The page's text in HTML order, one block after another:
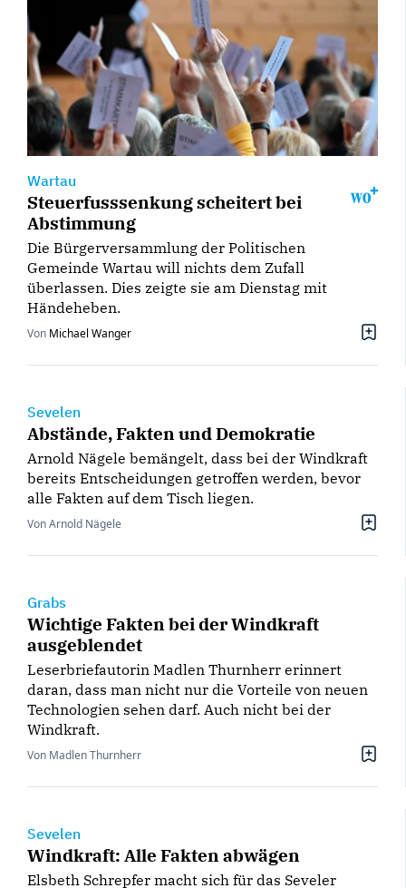
Wartau
Steuerfusssenkung scheitert bei
Abstimmung
Die Bürgerversammlung der Politischen
Gemeinde Wartau will nichts dem Zufall
überlassen. Dies zeigte sie am Dienstag mit
Händeheben.
Von Michael Wanger
Sevelen
Abstände, Fakten und Demokratie
Arnold Nägele bemängelt, dass bei der Windkraft
bereits Entscheidungen getroffen werden, bevor
alle Fakten auf dem Tisch liegen.
Von Arnold Nägele
Grabs
Wichtige Fakten bei der Windkraft
ausgeblendet
Leserbriefautorin Madlen Thurnherr erinnert
daran, dass man nicht nur die Vorteile von neuen
Technologien sehen darf. Auch nicht bei der
Windkraft.
Von Madlen Thurnherr
Sevelen
Windkraft: Alle Fakten abwägen
Elsbeth Schrepfer macht sich für das Seveler